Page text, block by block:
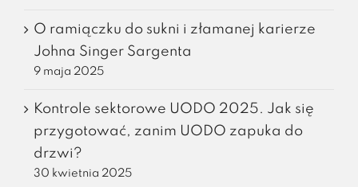
O ramiączku do sukni i złamanej karierze
Johna Singer Sargenta
9 maja 2025
Kontrole sektorowe UODO 2025. Jak się
przygotować, zanim UODO zapuka do
drzwi?
30 kwietnia 2025